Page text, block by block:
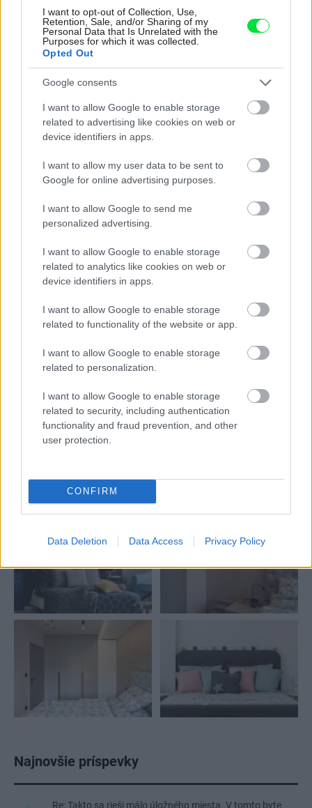
I want to opt-out of Collection, Use,
Retention, Sale, and/or Sharing of my
Personal Data that Is Unrelated with the
Purposes for which it was collected.
Opted Out
Google consents
I want to allow Google to enable storage
related to advertising like cookies on web or
device identifiers in apps.
I want to allow my user data to be sent to
Google for online advertising purposes.
I want to allow Google to send me
personalized advertising.
I want to allow Google to enable storage
related to analytics like cookies on web or
device identifiers in apps.
I want to allow Google to enable storage
related to functionality of the website or app.
I want to allow Google to enable storage
related to personalization.
I want to allow Google to enable storage
related to security, including authentication
functionality and fraud prevention, and other
user protection.
CONFIRM
Data Deletion Data Access Privacy Policy
Najčítanejšie Za týždeň
Deti odrástli, rodičia majú bývanie presne podľa
seba. V novom dome je všetko pre ich život i
návštevy vnúčat
Žije pri lese, chová sliepky a uspáva ju rieka.
Miestni remeselníci vytvorili bývanie, ktoré vyzerá
ako malý raj
K bytu ladili aj škáry v obklade. Majitelia zbúrali
stereotyp, bývanie vyzerá ako z filmov svojského
Pridajte túto surovinu do prania, obliečky budú
hladšie a pevnejšie. Starý trik z hotelov poznali už
naše babičky
Za nenápadnou fasádou sa skrýva miesto
perfektný relax
spálňa,textil,sivá
Najnovšie príspevky
Re: Takto sa rieši málo úložného miesta. V tomto byte